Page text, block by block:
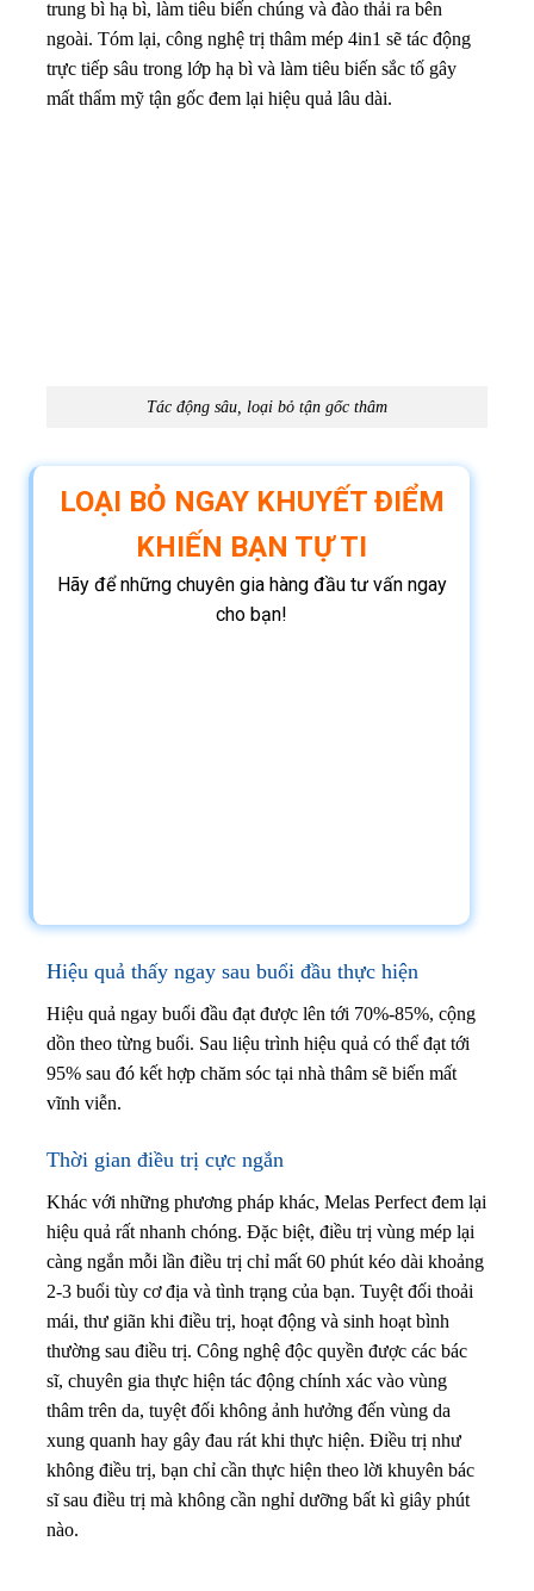
trung bì hạ bì, làm tiêu biến chúng và đào thải ra bên
ngoài. Tóm lại, công nghệ trị thâm mép 4in1 sẽ tác động
trực tiếp sâu trong lớp hạ bì và làm tiêu biến sắc tố gây
mất thẩm mỹ tận gốc đem lại hiệu quả lâu dài.
Tác động sâu, loại bỏ tận gốc thâm
LOẠI BỎ NGAY KHUYẾT ĐIỂM
KHIẾN BẠN TỰ TI
Hãy để những chuyên gia hàng đầu tư vấn ngay
cho bạn!
Hiệu quả thấy ngay sau buổi đầu thực hiện
Hiệu quả ngay buổi đầu đạt được lên tới 70%-85%, cộng
dồn theo từng buổi. Sau liệu trình hiệu quả có thể đạt tới
95% sau đó kết hợp chăm sóc tại nhà thâm sẽ biến mất
vĩnh viễn.
Thời gian điều trị cực ngắn
Khác với những phương pháp khác, Melas Perfect đem lại
hiệu quả rất nhanh chóng. Đặc biệt, điều trị vùng mép lại
càng ngắn mỗi lần điều trị chỉ mất 60 phút kéo dài khoảng
2-3 buổi tùy cơ địa và tình trạng của bạn. Tuyệt đối thoải
mái, thư giãn khi điều trị, hoạt động và sinh hoạt bình
thường sau điều trị. Công nghệ độc quyền được các bác
sĩ, chuyên gia thực hiện tác động chính xác vào vùng
thâm trên da, tuyệt đối không ảnh hưởng đến vùng da
xung quanh hay gây đau rát khi thực hiện. Điều trị như
không điều trị, bạn chỉ cần thực hiện theo lời khuyên bác
sĩ sau điều trị mà không cần nghỉ dưỡng bất kì giây phút
nào.